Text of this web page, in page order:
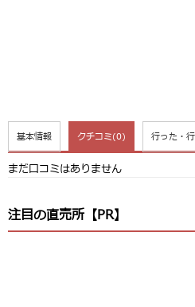
基本情報 クチコミ(0) 行った・
まだ口コミはありません
注目の直売所【PR】